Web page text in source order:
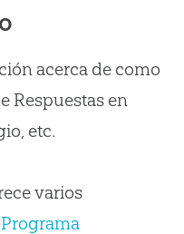
acerca de como
Respuestas en
etc.
varios